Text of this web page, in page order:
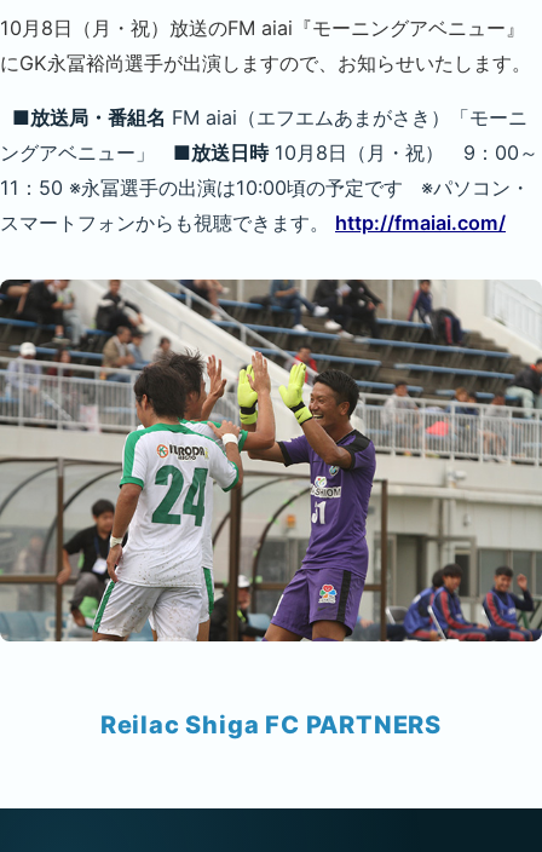
10月8日（月・祝）放送のFM aiai『モーニングアベニュー』
にGK永冨裕尚選手が出演しますので、お知らせいたします。
■放送局・番組名 FM aiai（エフエムあまがさき）「モーニ
ングアベニュー」 ■放送日時10月8日（月・祝） 9：00～
11：50 ※永冨選手の出演は10:00頃の予定です ※パソコン・
スマートフォンからも視聴できます。 http://fmaiai.com/
Reilac Shiga FC PARTNERS